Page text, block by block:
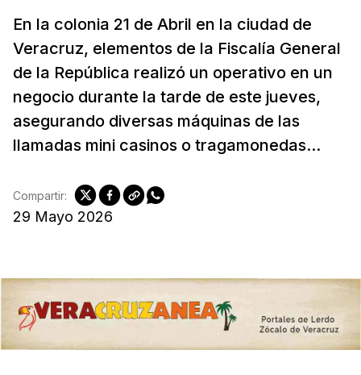
En la colonia 21 de Abril en la ciudad de
Veracruz, elementos de la Fiscalía General
de la República realizó un operativo en un
negocio durante la tarde de este jueves,
asegurando diversas máquinas de las
llamadas mini casinos o tragamonedas...
29 Mayo 2026
Compartir: